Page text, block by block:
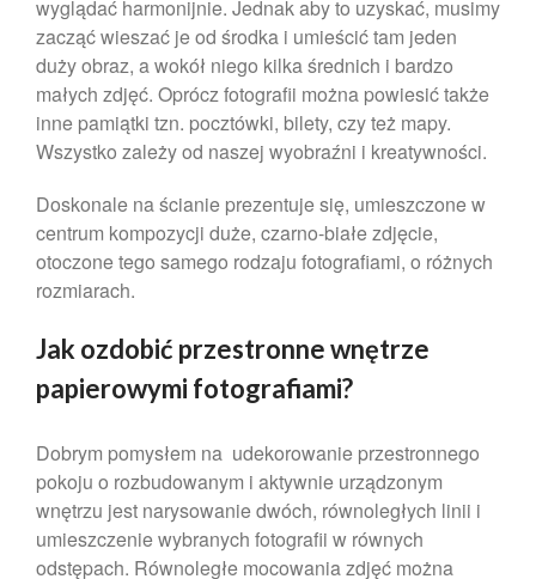
Zaloguj się
Kanał komentarzy
WordPress.org
wyglądać harmonijnie. Jednak aby to uzyskać, musimy
zacząć wieszać je od środka i umieścić tam jeden
duży obraz, a wokół niego kilka średnich i bardzo
małych zdjęć. Oprócz fotografii można powiesić także
inne pamiątki tzn. pocztówki, bilety, czy też mapy.
Wszystko zależy od naszej wyobraźni i kreatywności.
Doskonale na ścianie prezentuje się, umieszczone w
centrum kompozycji duże, czarno-białe zdjęcie,
otoczone tego samego rodzaju fotografiami, o różnych
rozmiarach.
Jak ozdobić przestronne wnętrze
papierowymi fotografiami?
Dobrym pomysłem na udekorowanie przestronnego
pokoju o rozbudowanym i aktywnie urządzonym
wnętrzu jest narysowanie dwóch, równoległych linii i
umieszczenie wybranych fotografii w równych
odstępach. Równoległe mocowania zdjęć można